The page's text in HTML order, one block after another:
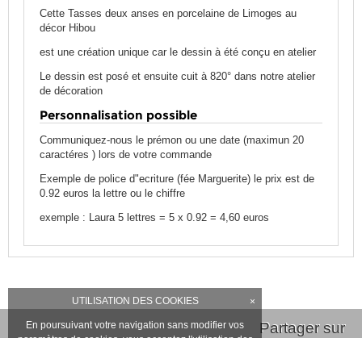
UTILISATION DES COOKIES ×
En poursuivant votre navigation sans modifier vos
Cette Tasses deux anses en porcelaine de Limoges au
décor Hibou
est une création unique car le dessin à été conçu en atelier
Le dessin est posé et ensuite cuit à 820° dans notre atelier
de décoration
Personnalisation possible
Communiquez-nous le prémon ou une date (maximun 20
caractéres ) lors de votre commande
Exemple de police d"ecriture (fée Marguerite) le prix est de
0.92 euros la lettre ou le chiffre
exemple : Laura 5 lettres = 5 x 0.92 = 4,60 euros
Partager sur